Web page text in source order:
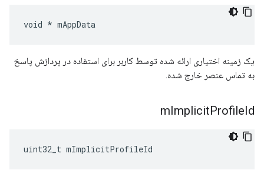
void * mAppData
یک زمینه اختیاری ارائه شده توسط کاربر برای استفاده در پردازش پاسخ
به تماس عنصر خارج شده.
mImplicitProfileId
uint32_t mImplicitProfileId